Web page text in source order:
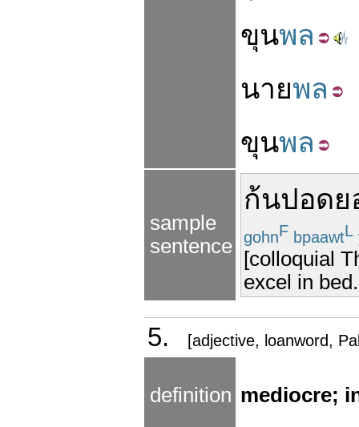
ขุนพล
นายพล
ขุนพล
sample
sentence
ก้นปอด
gohnF bpaawtL
[colloquial
excel in
5. [adjective, loanword,
definition mediocre;